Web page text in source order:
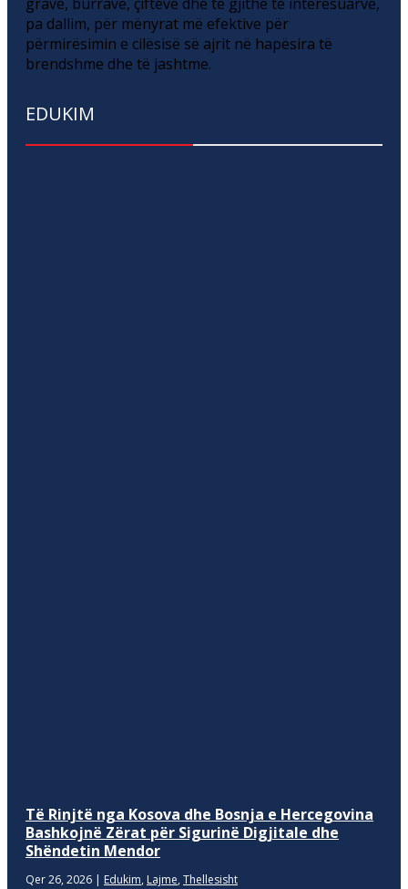
pa dallim, për mënyrat më efektive për
përmirësimin e cilësisë së ajrit në hapësira të
brendshme dhe të jashtme.
EDUKIM
Të Rinjtë nga Kosova dhe Bosnja e Hercegovina
Bashkojnë Zërat për Sigurinë Digjitale dhe
Shëndetin Mendor
Qer 26, 2026 | Edukim, Lajme, Thellesisht